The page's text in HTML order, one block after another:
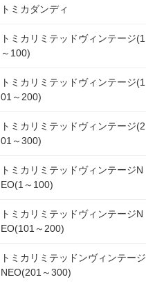
トミカダンディ
トミカリミテッドヴィンテージ(1
～100)
トミカリミテッドヴィンテージ(1
01～200)
トミカリミテッドヴィンテージ(2
01～300)
トミカリミテッドヴィンテージN
EO(1～100)
トミカリミテッドヴィンテージN
EO(101～200)
トミカリミテッドンヴィンテージ
NEO(201～300)